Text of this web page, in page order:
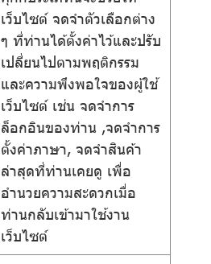
เว็บไซต์ จดจำตัวเลือกต่าง
ๆ ที่ท่านได้ตั้งค่าไว้และปรับ
เปลี่ยนไปตามพฤติกรรม
และความพึงพอใจของผู้ใช้
เว็บไซต์ เช่น จดจำการ
ล็อกอินของท่าน ,จดจำการ
ตั้งค่าภาษา, จดจำสินค้า
ล่าสุดที่ท่านเคยดู เพื่อ
อำนวยความสะดวกเมื่อ
ท่านกลับเข้ามาใช้งาน
เว็บไซต์